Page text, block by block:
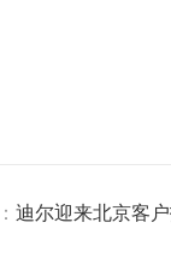
迪尔迎来北京客